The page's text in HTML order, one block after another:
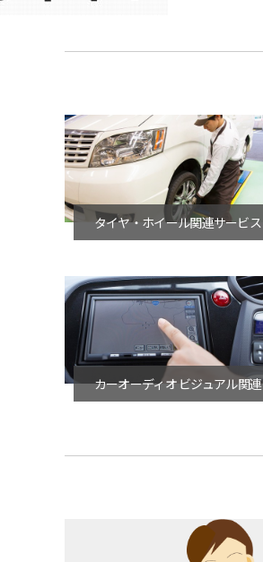
タイヤ・ホイール関連サービス
カーオーディオ ビジュアル関連